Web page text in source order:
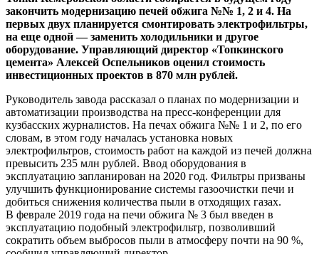
закончить модернизацию печей обжига №№ 1, 2 и 4. На
первых двух планируется смонтировать электрофильтры,
на еще одной — заменить холодильники и другое
оборудование. Управляющий директор «Топкинского
цемента» Алексей Оспельников оценил стоимость
инвестиционных проектов в 870 млн рублей.
Руководитель завода рассказал о планах по модернизации и
автоматизации производства на пресс-конференции для
кузбасских журналистов. На печах обжига №№ 1 и 2, по его
словам, в этом году началась установка новых
электрофильтров, стоимость работ на каждой из печей должна
превысить 235 млн рублей. Ввод оборудования в
эксплуатацию запланирован на 2020 год. Фильтры призваны
улучшить функционирование системы газоочистки печи и
добиться снижения количества пыли в отходящих газах.
В феврале 2019 года на печи обжига № 3 был введен в
эксплуатацию подобный электрофильтр, позволивший
сократить объем выбросов пыли в атмосферу почти на 90 %,